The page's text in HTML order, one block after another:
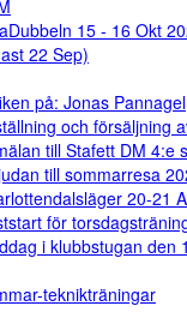
15 - 16 Okt
22 Sep)
på: Jonas Pannagel
och försäljning
till Stafett DM 4:e
till sommarresa
20-21
för
i klubbstugan den
teknikträningar